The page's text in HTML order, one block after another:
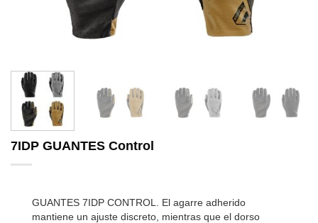
7IDP GUANTES Control
GUANTES 7IDP CONTROL. El agarre adherido
mantiene un ajuste discreto, mientras que el dorso